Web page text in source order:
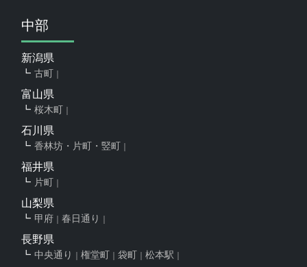
中部
新潟県
古町
富山県
桜木町
石川県
香林坊・片町・竪町
福井県
片町
山梨県
甲府 春日通り
長野県
中央通り 権堂町 袋町 松本駅